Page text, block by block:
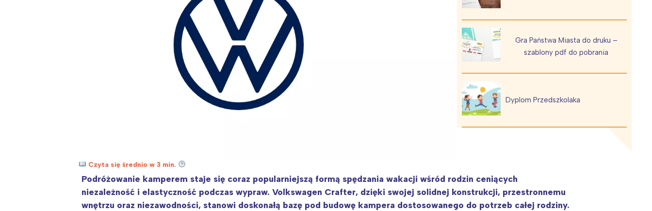
Kwitnąca wiśnia i jej płatki Wiewiórka na kwitnącym polu
Gra Państwa Miasta do druku –
szablony pdf do pobrania
Dyplom Przedszkolaka
Czyta się średnio w 3 min.
Podróżowanie kamperem staje się coraz popularniejszą formą spędzania wakacji wśród rodzin ceniących
niezależność i elastyczność podczas wypraw. Volkswagen Crafter, dzięki swojej solidnej konstrukcji, przestronnemu
wnętrzu oraz niezawodności, stanowi doskonałą bazę pod budowę kampera dostosowanego do potrzeb całej rodziny.